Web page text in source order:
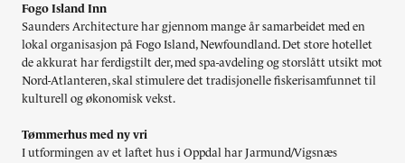
Fogo Island Inn
Saunders Architecture har gjennom mange år samarbeidet med en
lokal organisasjon på Fogo Island, Newfoundland. Det store hotellet
de akkurat har ferdigstilt der, med spa-avdeling og storslått utsikt mot
Nord-Atlanteren, skal stimulere det tradisjonelle fiskerisamfunnet til
kulturell og økonomisk vekst.
Tømmerhus med ny vri
I utformingen av et laftet hus i Oppdal har Jarmund/Vigsnæs